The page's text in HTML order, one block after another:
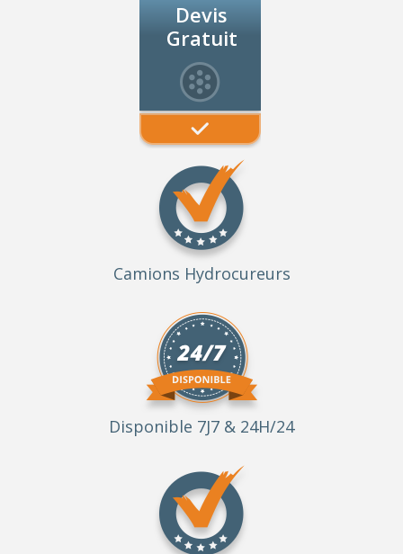
Devis
Gratuit
Camions Hydrocureurs
Disponible 7J7 & 24H/24